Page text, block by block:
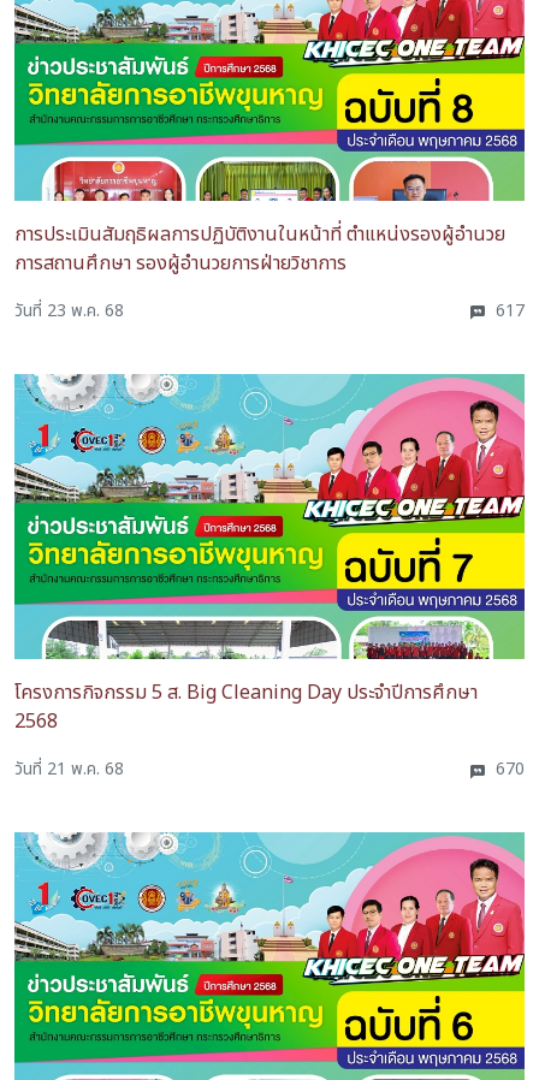
การประเมินสัมฤธิผลการปฏิบัติงานในหน้าที่ ตำแหน่งรองผู้อำนวย
การสถานศึกษา รองผู้อำนวยการฝ่ายวิชาการ
วันที่ 23 พ.ค. 68 617
โครงการกิจกรรม 5 ส. Big Cleaning Day ประจำปีการศึกษา
2568
วันที่ 21 พ.ค. 68 670